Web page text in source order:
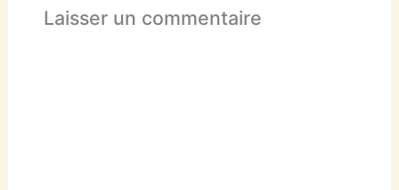
Laisser un commentaire